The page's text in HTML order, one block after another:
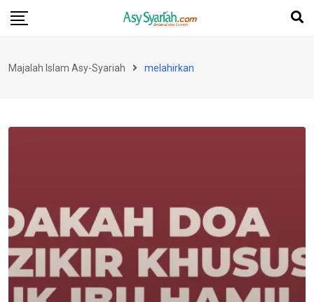
Skip
Majalah Islam Asy-Syariah melahirkan